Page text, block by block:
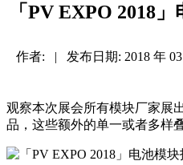
「PV EXPO 2018
作者: | 发布日期: 2018 年
观察本次展会所有模块厂家展
品，这些额外的单一或者多样